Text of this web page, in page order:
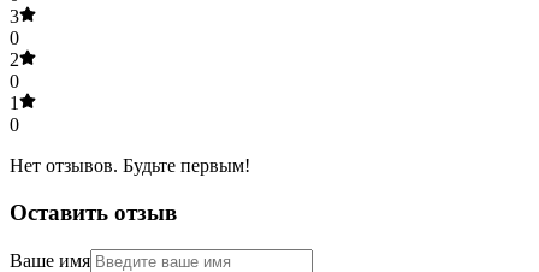
3
0
2
0
1
0
Нет отзывов. Будьте первым!
Оставить отзыв
Ваше имя